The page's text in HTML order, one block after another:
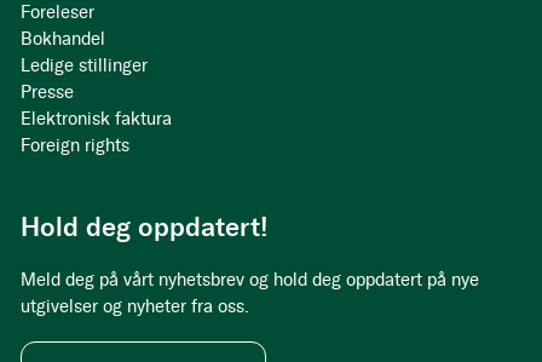
Foreleser
Bokhandel
Ledige stillinger
Presse
Elektronisk faktura
Foreign rights
Hold deg oppdatert!
Meld deg på vårt nyhetsbrev og hold deg oppdatert på nye
utgivelser og nyheter fra oss.